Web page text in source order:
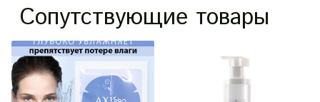
Сопутствующие товары